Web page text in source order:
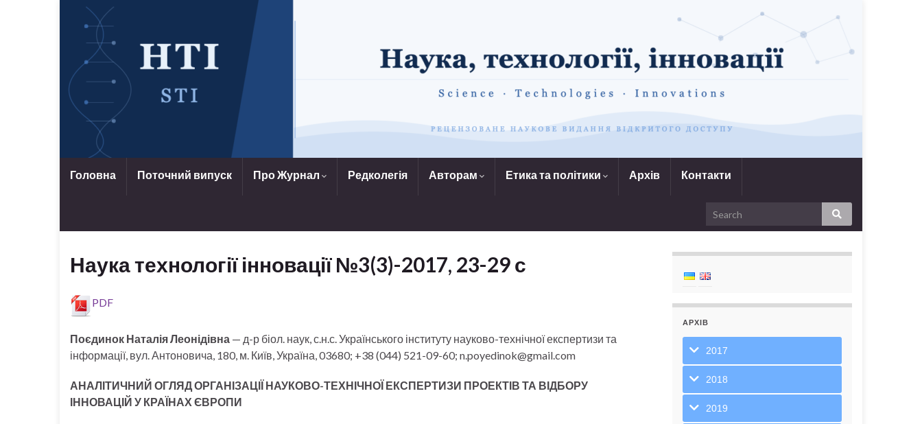
Головна Поточний випуск Про Журнал Редколегія Авторам Етика та політики Архів Контакти
Наука технології інновації №3(3)-2017, 23-29 с
PDF
Поєдинок Наталія Леонідівна — д-р біол. наук, с.н.с. Українського інституту науково-технічної експертизи та
інформації, вул. Антоновича, 180, м. Київ, Україна, 03680; +38 (044) 521-09-60; n.poyedinok@gmail.com
АНАЛІТИЧНИЙ ОГЛЯД ОРГАНІЗАЦІЇ НАУКОВО-ТЕХНІЧНОЇ ЕКСПЕРТИЗИ ПРОЕКТІВ ТА ВІДБОРУ
ІННОВАЦІЙ У КРАЇНАХ ЄВРОПИ
АРХІВ
2017
2018
2019